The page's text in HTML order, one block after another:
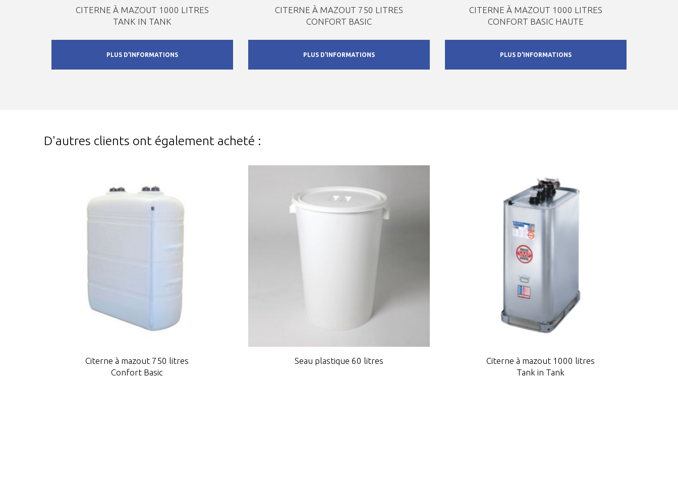
CITERNE À MAZOUT 1000 LITRES
TANK IN TANK
PLUS D'INFORMATIONS
CITERNE À MAZOUT 750 LITRES
CONFORT BASIC
PLUS D'INFORMATIONS
CITERNE À MAZOUT 1000 LITRES
CONFORT BASIC HAUTE
PLUS D'INFORMATIONS
D'autres clients ont également acheté :
Citerne à mazout 750 litres
Confort Basic
Seau plastique 60 litres
Citerne à mazout 1000 litres
Tank in Tank